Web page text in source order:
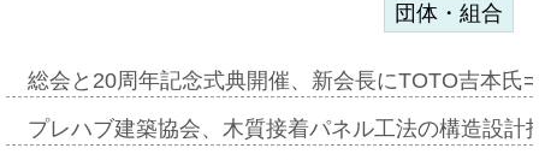
団体・組合
総会と20周年記念式典開催、新会長にTOTO吉本氏
プレハブ建築協会、木質接着パネル工法の構造設